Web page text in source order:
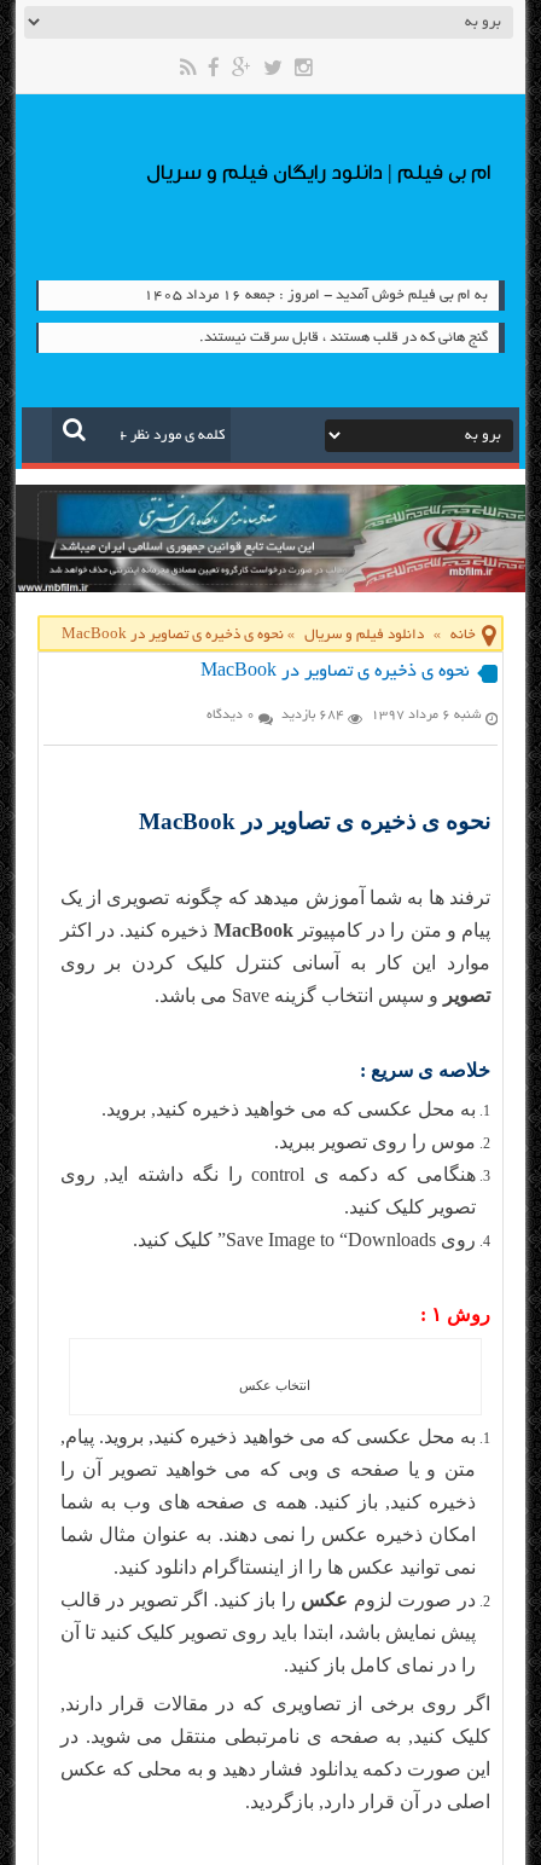
ام بی فیلم | دانلود رایگان فیلم و سریال
به ام بی فیلم خوش آمدید - امروز : جمعه ۱۶ مرداد ۱۴۰۵
گنج هائی که در قلب هستند ، قابل سرقت نیستند.
خانه » دانلود فیلم و سریال »نحوه ی ذخیره ی تصاویر در MacBook
نحوه ی ذخیره ی تصاویر در MacBook
شنبه ۶ مرداد ۱۳۹۷ 684 بازدید 0 دیدگاه
نحوه ی ذخیره ی تصاویر در MacBook
ترفند ها به شما آموزش میدهد که چگونه تصویری از یک
پیام و متن را در کامپیوترMacBook ذخیره کنید. در اکثر
موارد این کار به آسانی کنترل کلیک کردن بر روی
تصویر و سپس انتخاب گزینه Save می باشد.
خلاصه ی سریع :
به محل عکسی که می خواهید ذخیره کنید, بروید.
موس را روی تصویر ببرید.
هنگامی که دکمه ی control را نگه داشته اید, روی
تصویر کلیک کنید.
روی Save Image to “Downloads” کلیک کنید.
روش ۱ :
انتخاب عکس
به محل عکسی که می خواهید ذخیره کنید, بروید. پیام,
متن و یا صفحه ی وبی که می خواهید تصویر آن را
ذخیره کنید, باز کنید. همه ی صفحه های وب به شما
امکان ذخیره عکس را نمی دهند. به عنوان مثال شما
نمی توانید عکس ها را از اینستاگرام دانلود کنید.
در صورت لزوم عکس را باز کنید. اگر تصویر در قالب
پیش نمایش باشد، ابتدا باید روی تصویر کلیک کنید تا آن
را در نمای کامل باز کنید.
اگر روی برخی از تصاویری که در مقالات قرار دارند,
کلیک کنید, به صفحه ی نامرتبطی منتقل می شوید. در
این صورت دکمه یدانلود فشار دهید و به محلی که عکس
اصلی در آن قرار دارد, بازگردید.